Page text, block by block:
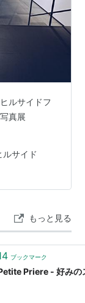
。
)
ルサイドフ
真展
ルサイド
もっと見る
ブックマーク
Priere - 好みの